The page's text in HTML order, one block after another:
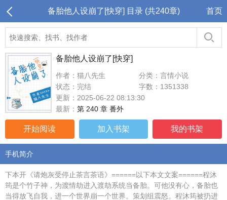
备胎他人设崩了[快穿] 目录 (共240章) 首页
备胎他人设崩了[快穿]
作者：猫八先生
分类：言情小说
状态：完结
字数：1351338
更新：2025-06-22 08:13:30
最新： 第 240 章 番外
开始阅读 加入书架 我的书架
手机简介
下本开《请炮灰受停止茶言茶语》======以下本文文案======程沐
筠是个竹子神，为渡情劫进入渡劫系统当备胎。可他没有心，备胎也
当得放飞自我，进一个世界崩一个世界。策划组震怒。程沐筠被扔进